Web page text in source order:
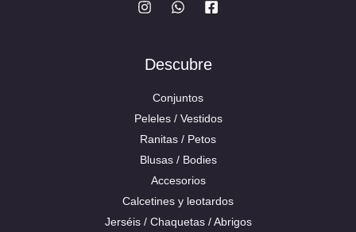
Descubre
Conjuntos
Peleles / Vestidos
Ranitas / Petos
Blusas / Bodies
Accesorios
Calcetines y leotardos
Jerséis / Chaquetas / Abrigos